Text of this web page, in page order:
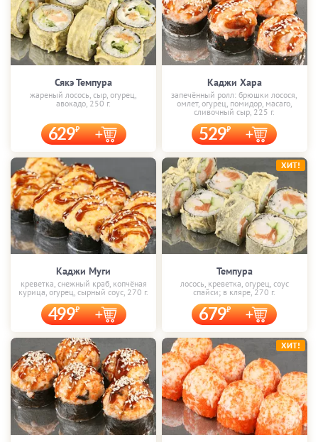
Сякэ Темпура
жареный лосось, сыр, огурец,
авокадо, 250 г.
629
Каджи Хара
запечённый ролл: брюшки лосося,
омлет, огурец, помидор, масаго,
сливочный сыр, 225 г.
529
Каджи Муги
креветка, снежный краб, копчёная
курица, огурец, сырный соус, 270 г.
499
Темпура
лосось, креветка, огурец, соус
спайси; в кляре, 270 г.
679
ХИТ!
ХИТ!